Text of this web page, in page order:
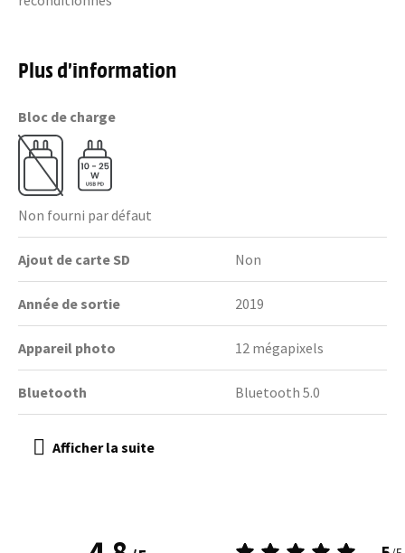
Plus d’information
Bloc de charge
Non fourni par défaut
Ajout de carte SD Non
Année de sortie 2019
Appareil photo 12 mégapixels
Bluetooth Bluetooth 5.0